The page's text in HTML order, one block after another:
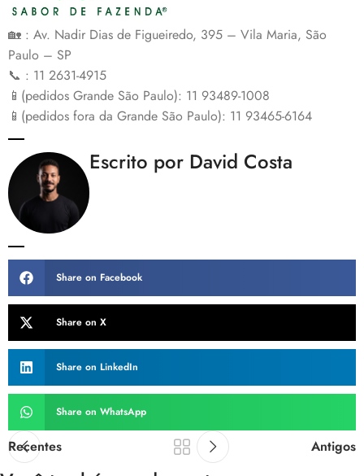
🏡 : Av. Nadir Dias de Figueiredo, 395 – Vila Maria, São
Paulo – SP
📞 : 11 2631-4915
📱(pedidos Grande São Paulo): 11 93489-1008
📱(pedidos fora da Grande São Paulo): 11 93465-6164
Escrito por David Costa
Share on Facebook
Share on X
Share on LinkedIn
Share on WhatsApp
Recentes Antigos